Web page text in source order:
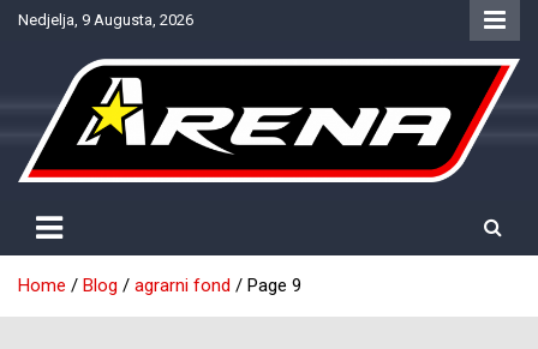
SkipNedjelja, 9 Augusta, 2026
NTV Arena
Home Blog agrarni fond Page 9